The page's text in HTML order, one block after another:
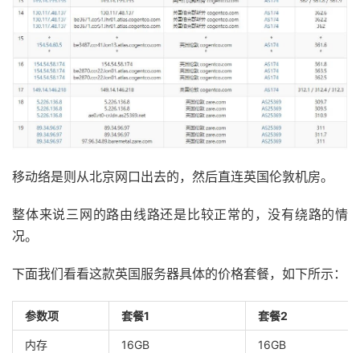
移动络是则从北京网口出去的，然后直连英国伦敦机房。
整体来说三网的路由线路还是比较正常的，没有绕路的情
况。
下面我们看看这款英国服务器具体的价格套餐，如下所示：
参数项 套餐1 套餐2
内存 16GB 16GB